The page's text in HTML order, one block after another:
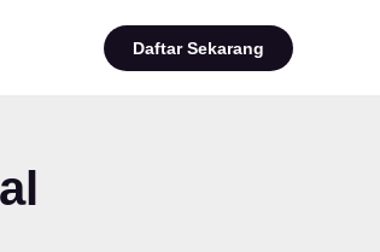
Daftar Sekarang